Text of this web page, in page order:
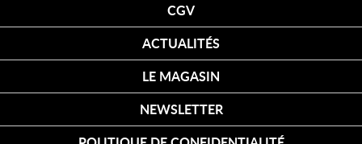
CGV
ACTUALITÉS
LE MAGASIN
NEWSLETTER